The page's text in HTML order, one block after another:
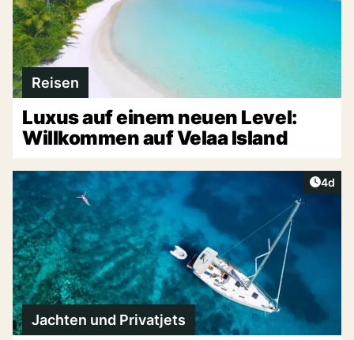
Reisen
Luxus auf einem neuen Level:
Willkommen auf Velaa Island
4d
Jachten und Privatjets